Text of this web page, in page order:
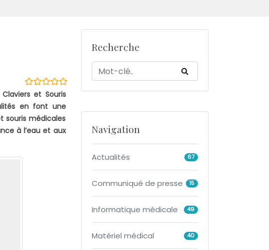
et Souris
en font une
souris médicales
à l’eau et aux
Recherche
Navigation
Actualités 67
Communiqué de presse 15
Informatique médicale 49
Matériel médical 40